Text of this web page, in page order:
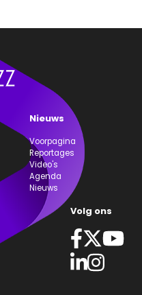
Nieuws
Voorpagina
Reportages
Video's
Agenda
Nieuws
Volg ons